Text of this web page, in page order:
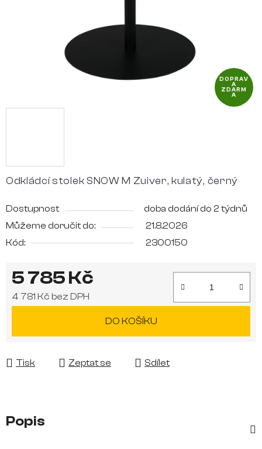
Odkládcí stolek SNOW M Zuiver, kulatý, černý
Dostupnost
doba dodání do 2 týdnů
Můžeme doručit do:
21.8.2026
Kód:
2300150
5 785 Kč
4 781 Kč bez DPH
DO KOŠÍKU
Tisk Zeptat se Sdílet
DOPRAV
A
ZDARM
A
Popis